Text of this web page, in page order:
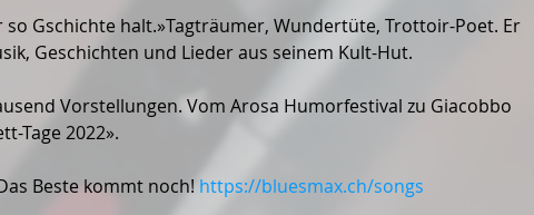
so Gschichte halt.»Tagträumer, Wundertüte, Trottoir-Poet. Er
Geschichten und Lieder aus seinem Kult-Hut.
Vorstellungen. Vom Arosa Humorfestival zu Giacobbo
Tage 2022».
Beste kommt noch! https://bluesmax.ch/songs